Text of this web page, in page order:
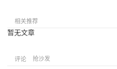
相关推荐
暂无文章
评论 抢沙发